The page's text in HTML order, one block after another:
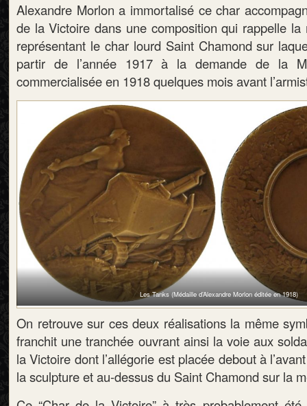
Alexandre Morlon a immortalisé ce char
de la Victoire dans une composition qui rappelle la
représentant le char lourd Saint Chamond sur
partir de l’année 1917 à la demande de la
commercialisée en 1918 quelques mois avant
Les Tanks (Médaille d’Alexandre Morlon éditée en 1918)
On retrouve sur ces deux réalisations la même
franchit une tranchée ouvrant ainsi la voie aux
la Victoire dont l’allégorie est placée debout à
la sculpture et au-dessus du Saint Chamond sur la